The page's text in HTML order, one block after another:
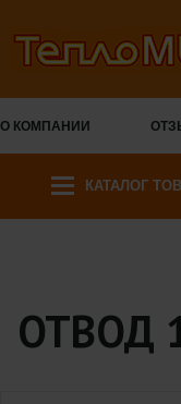
О КОМПАНИИ
КАТАЛОГ
ОТВОД